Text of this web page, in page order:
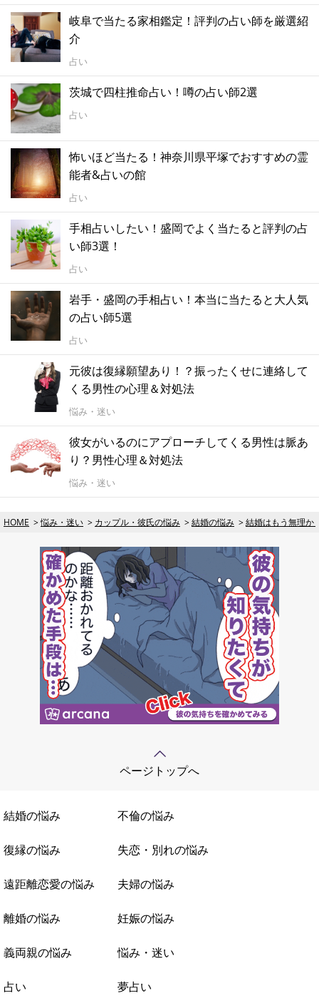
岐阜で当たる家相鑑定！評判の占い師を厳選紹
介
占い
茨城で四柱推命占い！噂の占い師2選
占い
怖いほど当たる！神奈川県平塚でおすすめの霊
能者&占いの館
占い
手相占いしたい！盛岡でよく当たると評判の占
い師3選！
占い
岩手・盛岡の手相占い！本当に当たると大人気
の占い師5選
占い
元彼は復縁願望あり！？振ったくせに連絡して
くる男性の心理＆対処法
悩み・迷い
彼女がいるのにアプローチしてくる男性は脈あ
り？男性心理＆対処法
悩み・迷い
HOME 悩み・迷い カップル・彼氏の悩み 結婚の悩み 結婚はもう無理か
ページトップへ
結婚の悩み 不倫の悩み
復縁の悩み 失恋・別れの悩み
遠距離恋愛の悩み 夫婦の悩み
離婚の悩み 妊娠の悩み
義両親の悩み 悩み・迷い
占い 夢占い